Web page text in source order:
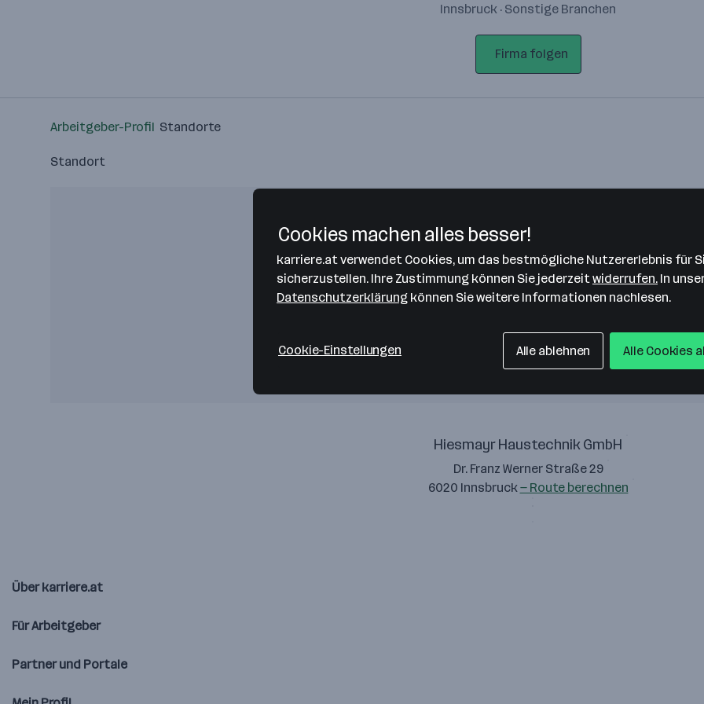
Innsbruck · Sonstige Branchen
Firma folgen
Arbeitgeber-Profil Standorte
Standort
Bitte stimme unseren Cookie-
Richtlinien zu, um diese Karte
anzuzeigen.
Zustimmung geben
Hiesmayr Haustechnik GmbH
Dr. Franz Werner Straße 29
6020 Innsbruck— Route berechnen
Über karriere.at
Für Arbeitgeber
Partner und Portale
Cookies machen alles besser!
karriere.at verwendet Cookies, um das bestmögliche Nutzererlebnis für
sicherzustellen. Ihre Zustimmung können Sie jederzeit widerrufen. In
Datenschutzerklärung können Sie weitere Informationen nachlesen.
Cookie-Einstellungen Alle ablehnen Alle Cookies